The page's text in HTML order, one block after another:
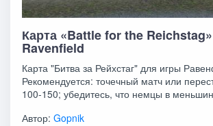
Карта «Battle for the
Ravenfield
Карта "Битва за Рейхстаг" для игры
Рекомендуется: точечный матч или
100-150; убедитесь, что немцы в
Автор:Gopnik